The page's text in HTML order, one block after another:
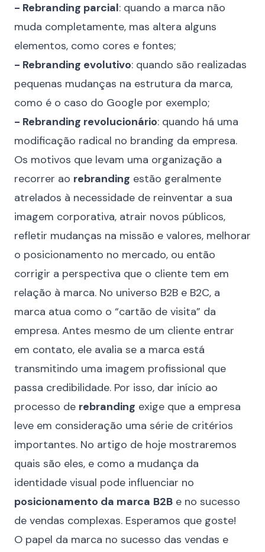
- Rebranding parcial: quando a marca não
muda completamente, mas altera alguns
elementos, como cores e fontes;
- Rebranding evolutivo: quando são realizadas
pequenas mudanças na estrutura da marca,
como é o caso do Google por exemplo;
- Rebranding revolucionário: quando há uma
modificação radical no branding da empresa.
Os motivos que levam uma organização a
recorrer ao rebranding estão geralmente
atrelados à necessidade de reinventar a sua
imagem corporativa, atrair novos públicos,
refletir mudanças na missão e valores, melhorar
o posicionamento no mercado, ou então
corrigir a perspectiva que o cliente tem em
relação à marca. No universo B2B e B2C, a
marca atua como o “cartão de visita” da
empresa. Antes mesmo de um cliente entrar
em contato, ele avalia se a marca está
transmitindo uma imagem profissional que
passa credibilidade. Por isso, dar início ao
processo de rebranding exige que a empresa
leve em consideração uma série de critérios
importantes. No artigo de hoje mostraremos
quais são eles, e como a mudança da
identidade visual pode influenciar no
posicionamento da marca B2B e no sucesso
de vendas complexas. Esperamos que goste!
O papel da marca no sucesso das vendas e